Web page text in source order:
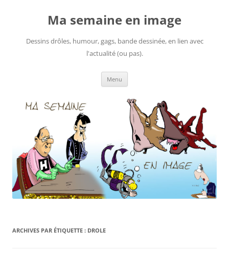
Ma semaine en image
Dessins drôles, humour, gags, bande dessinée, en lien avec
l'actualité (ou pas).
Menu
ARCHIVES PAR ÉTIQUETTE : DROLE